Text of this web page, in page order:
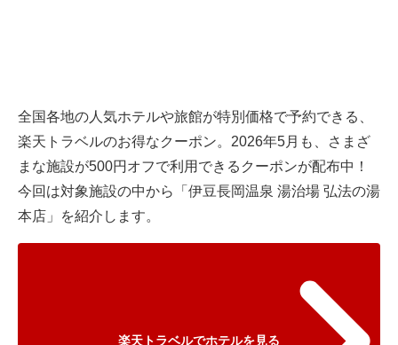
全国各地の人気ホテルや旅館が特別価格で予約できる、
楽天トラベルのお得なクーポン。2026年5月も、さまざ
まな施設が500円オフで利用できるクーポンが配布中！
今回は対象施設の中から「伊豆長岡温泉 湯治場 弘法の湯
本店」を紹介します。
楽天トラベルでホテルを見る